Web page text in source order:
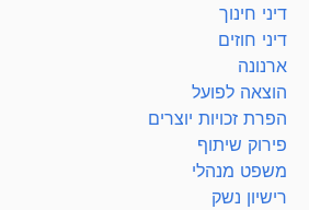
דיני חינוך
דיני חוזים
ארנונה
הוצאה לפועל
הפרת זכויות יוצרים
פירוק שיתוף
משפט מנהלי
רישיון נשק